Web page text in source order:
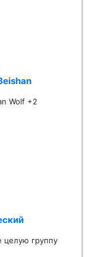
Wolf +2
целую группу